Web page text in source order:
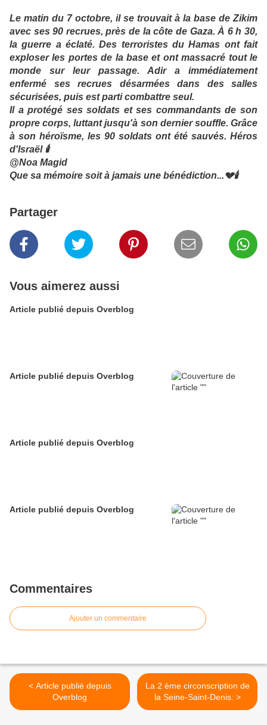
Le matin du 7 octobre, il se trouvait à la base de Zikim
avec ses 90 recrues, près de la côte de Gaza. À 6 h 30,
la guerre a éclaté. Des terroristes du Hamas ont fait
exploser les portes de la base et ont massacré tout le
monde sur leur passage. Adir a immédiatement
enfermé ses recrues désarmées dans des salles
sécurisées, puis est parti combattre seul.
Il a protégé ses soldats et ses commandants de son
propre corps, luttant jusqu'à son dernier souffle. Grâce
à son héroïsme, les 90 soldats ont été sauvés. Héros
d'Israël 🕯
@Noa Magid
Que sa mémoire soit à jamais une bénédiction...💔🕯
Partager
Vous aimerez aussi
Article publié depuis Overblog
Article publié depuis Overblog
Article publié depuis Overblog
Article publié depuis Overblog
Commentaires
Ajouter un commentaire
< Article publié depuis
Overblog
La 2 ème circonscription de
la Seine-Saint-Denis: >